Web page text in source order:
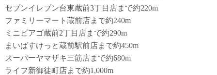
セブンイレブン台東蔵前3丁目店まで約220m
ファミリーマート蔵前店まで約240m
ミニピアゴ蔵前2丁目店まで約290m
まいばすけっと蔵前駅前店まで約450m
スーパーヤマザキ三筋店まで約680m
ライフ新御徒町店まで約1,000m